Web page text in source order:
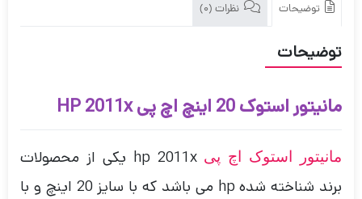
توضیحات نظرات (0)
توضیحات
مانیتور استوک 20 اینچ اچ پی HP 2011x
مانیتور استوک اچ پی
hp 2011x یکی از محصولات
برند شناخته شده hp می باشد که با سایز 20 اینچ و با